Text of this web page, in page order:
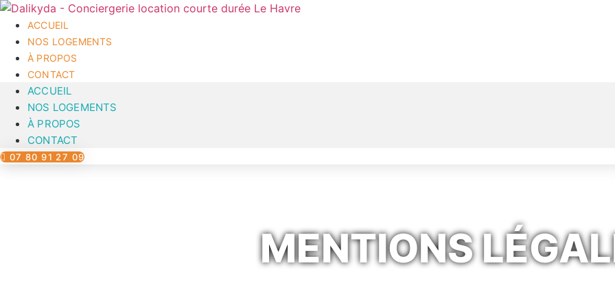
Aller
contenu
ACCUEIL
NOS LOGEMENTS
À PROPOS
CONTACT
ACCUEIL
NOS LOGEMENTS
À PROPOS
CONTACT
07 80 91 27 09
MENTIONS